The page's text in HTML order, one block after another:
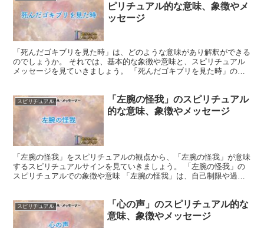
ピリチュアル的な意味、象徴やメ
ッセージ
「死んだゴキブリを見た時」は、どのような意味があり解釈ができる
のでしょうか。 それでは、基本的な象徴や意味と、スピリチュアル
メッセージを見ていきましょう。 「死んだゴキブリを見た時」のス
スピリチュアル
「左腕の怪我」のスピリチュアル
的な意味、象徴やメッセージ
「左腕の怪我」をスピリチュアルの観点から、「左腕の怪我」が意味
するスピリチュアルサインを見ていきましょう。 「左腕の怪我」の
スピリチュアルでの象徴や意味 「左腕の怪我」は、自己制限や過度
スピリチュアル
「心の声」のスピリチュアル的な
意味、象徴やメッセージ